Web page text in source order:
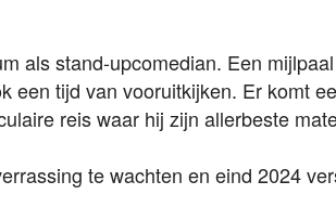
als stand-upcomedian. Een
een tijd van vooruitkijken. Er komt
reis waar hij zijn allerbeste
te wachten en eind 2024